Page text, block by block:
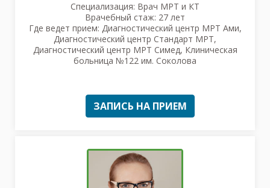
Специализация: Врач МРТ и КТ
Врачебный стаж: 27 лет
Где ведет прием: Диагностический центр МРТ Ами,
Диагностический центр Стандарт МРТ,
Диагностический центр МРТ Симед, Клиническая
больница №122 им. Соколова
ЗАПИСЬ НА ПРИЕМ